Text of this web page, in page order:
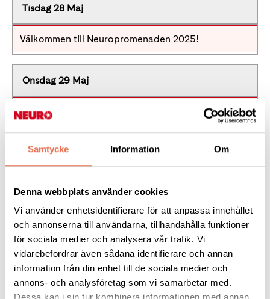
Samtycke Information Om
Denna webbplats använder cookies
Vi använder enhetsidentifierare för att anpassa innehållet
och annonserna till användarna, tillhandahålla funktioner
för sociala medier och analysera vår trafik. Vi
vidarebefordrar även sådana identifierare och annan
information från din enhet till de sociala medier och
annons- och analysföretag som vi samarbetar med.
Tisdag 28 Maj
Välkommen till Neuropromenaden 2025!
Onsdag 29 Maj
Välkommen till Neuropromenaden 2025!
Torsdag 30 Maj
Fredag 31 Maj
Lördag 1 Juni